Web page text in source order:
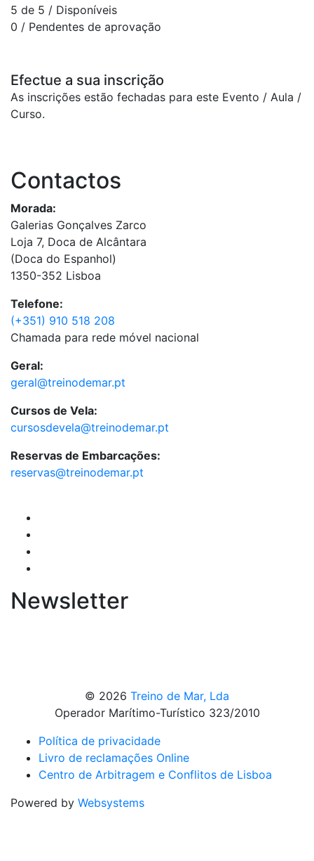
5 de 5 / Disponíveis
0 / Pendentes de aprovação
Efectue a sua inscrição
As inscrições estão fechadas para este Evento / Aula /
Curso.
Contactos
Morada:
Galerias Gonçalves Zarco
Loja 7, Doca de Alcântara
(Doca do Espanhol)
1350-352 Lisboa
Telefone:
(+351) 910 518 208
Chamada para rede móvel nacional
Geral:
geral@treinodemar.pt
Cursos de Vela:
cursosdevela@treinodemar.pt
Reservas de Embarcações:
reservas@treinodemar.pt
Newsletter
© 2026 Treino de Mar, Lda
Operador Marítimo-Turístico 323/2010
Política de privacidade
Livro de reclamações Online
Centro de Arbitragem e Conflitos de Lisboa
Powered by Websystems